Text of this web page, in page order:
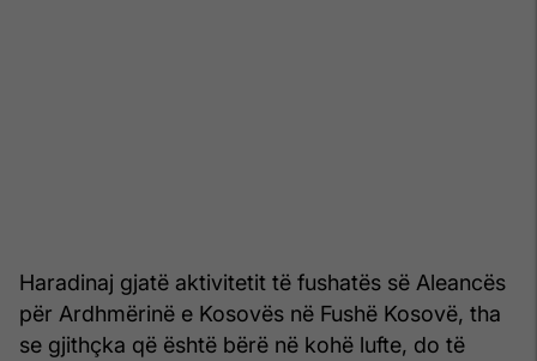
Haradinaj gjatë aktivitetit të fushatës së Aleancës
për Ardhmërinë e Kosovës në Fushë Kosovë, tha
se gjithçka që është bërë në kohë lufte, do të